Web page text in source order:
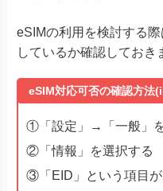
eSIMの利用を検討する
しているか確認しておき
eSIM対応可否の確認方法
①「設定」→「一般」
②「情報」を選択する
③「EID」という項目